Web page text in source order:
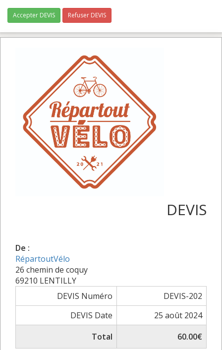
Accepter DEVIS Refuser DEVIS
DEVIS
De :
RépartoutVélo
26 chemin de coquy
69210 LENTILLY
DEVIS Numéro
DEVIS-202
DEVIS Date
25 août 2024
Total
60.00€